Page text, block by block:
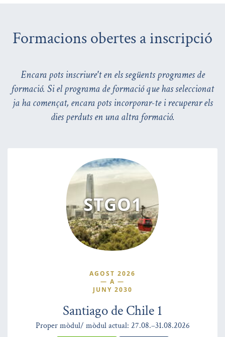
Formacions obertes a inscripció
Encara pots inscriure't en els següents programes de
formació. Si el programa de formació que has seleccionat
ja ha començat, encara pots incorporar-te i recuperar els
dies perduts en una altra formació.
STGO1
AGOST 2026
— A —
JUNY 2030
Santiago de Chile 1
Proper mòdul/ mòdul actual: 27.08.–31.08.2026